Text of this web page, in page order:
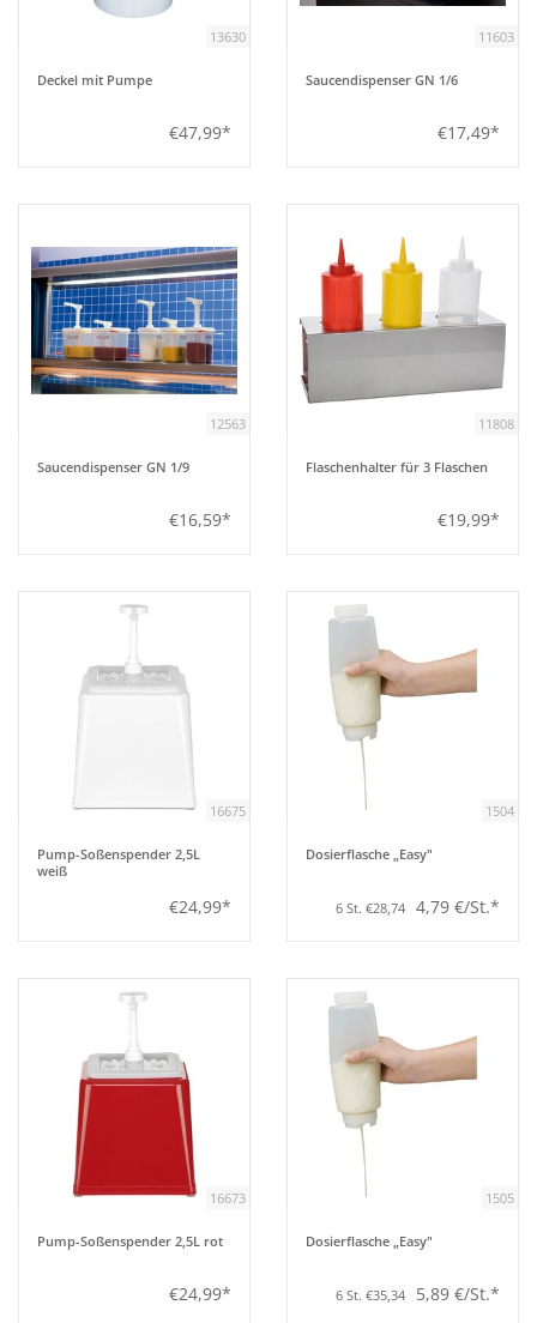
Küchenmöbel
13630
Deckel mit Pumpe
€47,99*
11603
Saucendispenser GN 1/6
€17,49*
12563
Saucendispenser GN 1/9
€16,59*
11808
Flaschenhalter für 3 Flaschen
€19,99*
16675
Pump-Soßenspender 2,5L
weiß
€24,99*
1504
Dosierflasche „Easy"
6 St. €28,74 4,79 €/St.*
16673
Pump-Soßenspender 2,5L rot
€24,99*
1505
Dosierflasche „Easy"
6 St. €35,34 5,89 €/St.*